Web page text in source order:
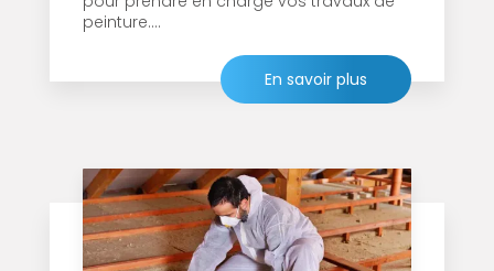
peinture....
En savoir plus